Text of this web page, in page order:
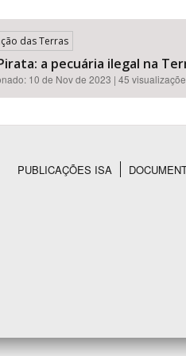
das Terras
a pecuária ilegal na
10 de Nov de 2023 | 45
PUBLICAÇÕES ISA